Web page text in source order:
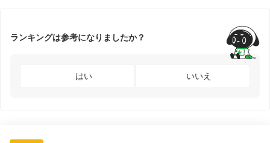
ランキングは参考になりましたか？
はい いいえ